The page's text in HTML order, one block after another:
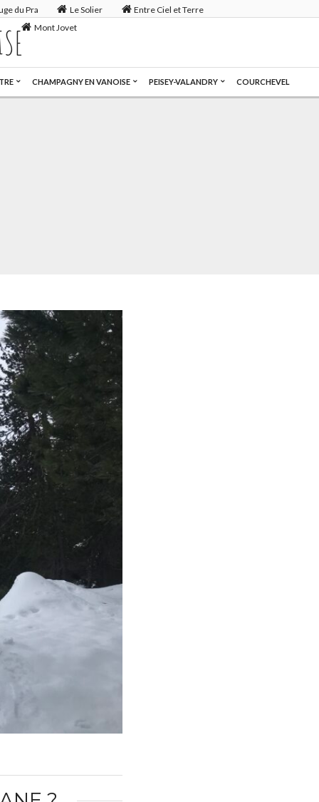
du Pra Le Solier
Entre Ciel et Terre
Mont Jovet
CHAMPAGNY EN VANOISE PEISEY-VALANDRY COURCHEVEL